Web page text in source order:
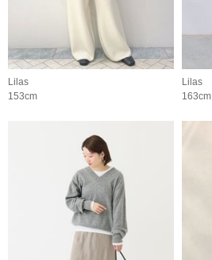
Lilas
153cm
Lilas
163cm